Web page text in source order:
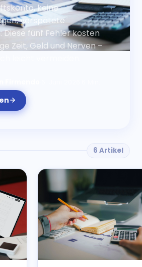
keine
verspätete
Diese fünf Fehler kosten
Zeit, Geld und Nerven –
6 Artikel